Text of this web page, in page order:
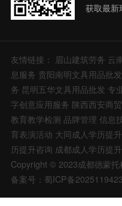
获取最新
友情链接： 眉山建筑劳务 云
息服务 贵阳南明文具用品批发
务 昆明五华文具用品批发 专
字创意应用服务 陕西西安商
教育教学检测 品牌管理 信息
育表演活动 大同成人学历提
历提升咨询 成都成人学历提
Copyright © 2023成都德蒙
备案号：蜀ICP备